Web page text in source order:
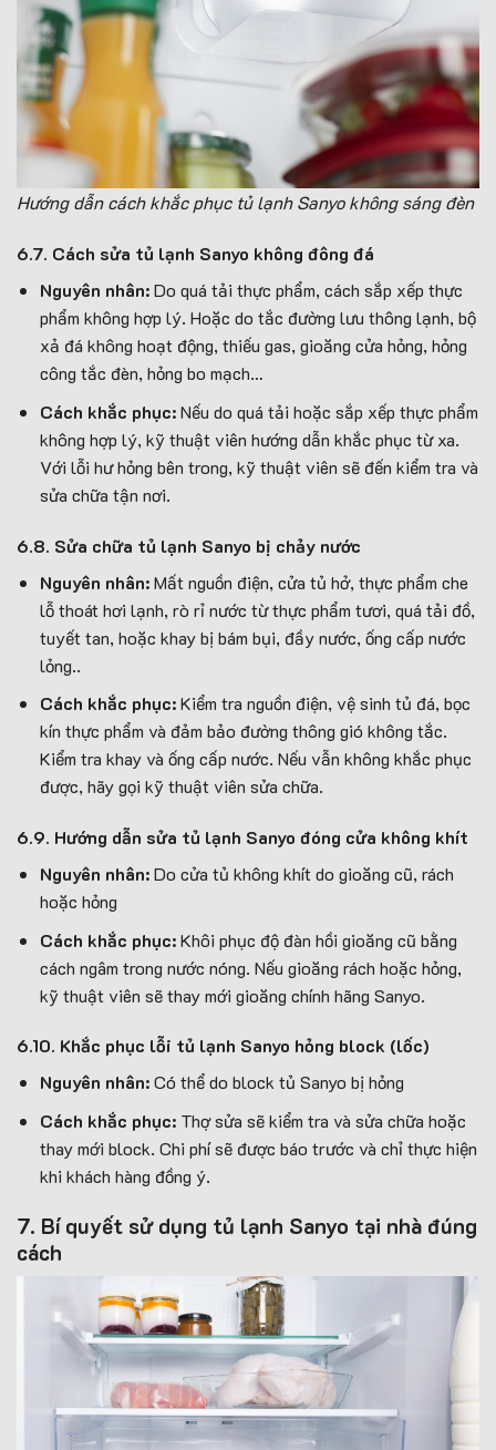
Hướng dẫn cách khắc phục tủ lạnh Sanyo không sáng đèn
6.7. Cách sửa tủ lạnh Sanyo không đông đá
Nguyên nhân:Do quá tải thực phẩm, cách sắp xếp thực
phẩm không hợp lý. Hoặc do tắc đường lưu thông lạnh, bộ
xả đá không hoạt động, thiếu gas, gioăng cửa hỏng, hỏng
công tắc đèn, hỏng bo mạch…
Cách khắc phục:Nếu do quá tải hoặc sắp xếp thực phẩm
không hợp lý, kỹ thuật viên hướng dẫn khắc phục từ xa.
Với lỗi hư hỏng bên trong, kỹ thuật viên sẽ đến kiểm tra và
sửa chữa tận nơi.
6.8. Sửa chữa tủ lạnh Sanyo bị chảy nước
Nguyên nhân:Mất nguồn điện, cửa tủ hở, thực phẩm che
lỗ thoát hơi lạnh, rò rỉ nước từ thực phẩm tươi, quá tải đồ,
tuyết tan, hoặc khay bị bám bụi, đầy nước, ống cấp nước
lỏng..
Cách khắc phục:Kiểm tra nguồn điện, vệ sinh tủ đá, bọc
kín thực phẩm và đảm bảo đường thông gió không tắc.
Kiểm tra khay và ống cấp nước. Nếu vẫn không khắc phục
được, hãy gọi kỹ thuật viên sửa chữa.
6.9. Hướng dẫn sửa tủ lạnh Sanyo đóng cửa không khít
Nguyên nhân:Do cửa tủ không khít do gioăng cũ, rách
hoặc hỏng
Cách khắc phục:Khôi phục độ đàn hồi gioăng cũ bằng
cách ngâm trong nước nóng. Nếu gioăng rách hoặc hỏng,
kỹ thuật viên sẽ thay mới gioăng chính hãng Sanyo.
6.10. Khắc phục lỗi tủ lạnh Sanyo hỏng block (lốc)
Nguyên nhân:Có thể do block tủ Sanyo bị hỏng
Cách khắc phục: Thợ sửa sẽ kiểm tra và sửa chữa hoặc
thay mới block. Chi phí sẽ được báo trước và chỉ thực hiện
khi khách hàng đồng ý.
7. Bí quyết sử dụng tủ lạnh Sanyo tại nhà đúng
cách